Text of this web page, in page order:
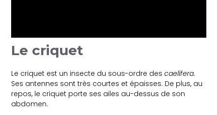
Le criquet
Le criquet est un insecte du sous-ordre descaelifera.
Ses antennes sont très courtes et épaisses. De plus, au
repos, le criquet porte ses ailes au-dessus de son
abdomen.